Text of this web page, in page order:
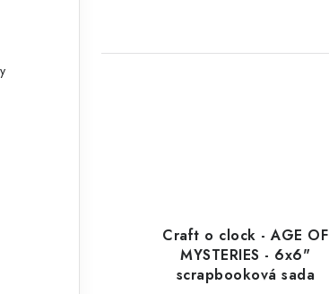
Craft o clock - AGE OF
MYSTERIES - 6x6"
scrapbooková sada